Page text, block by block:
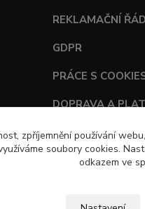
REKLAMAČNÍ ŘÁD
GDPR
PRÁCE S
DOPRAVA A
TABULKY
zpříjemnění používání
soubory cookies.
odkazem ve